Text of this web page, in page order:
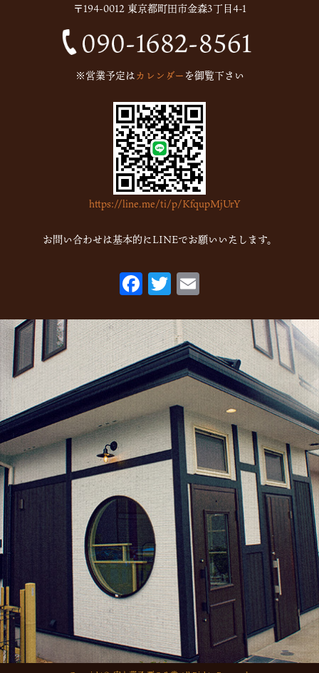
2024年12月(1)
2024年10月(1)
2023年2月(4)
2023年1月(7)
2022年12月(15)
2022年11月(16)
2022年10月(6)
2022年9月(1)
2022年5月
(2)
2022年1月(2)
2021年10月(1)
2021年9月
2021年8月
(1)
2021年6月
(1)
2021年5月
(1)
2021年4月 (1)
2021年2月(2)
2021年1月(2)
2020年12月(5)
2020年11月(2)
2020年10月(1)
2020年9月(1)
2020年7月(1)
〒194-0012 東京都町田市金森3丁目4-1
※営業予定はカレンダーを御覧下さい
https://line.me/ti/p/KfqupMjUrY
お問い合わせは基本的にLINEでお願いいたします。
F
ac
eb
o
o
k
T
w
itt
er
ai
l